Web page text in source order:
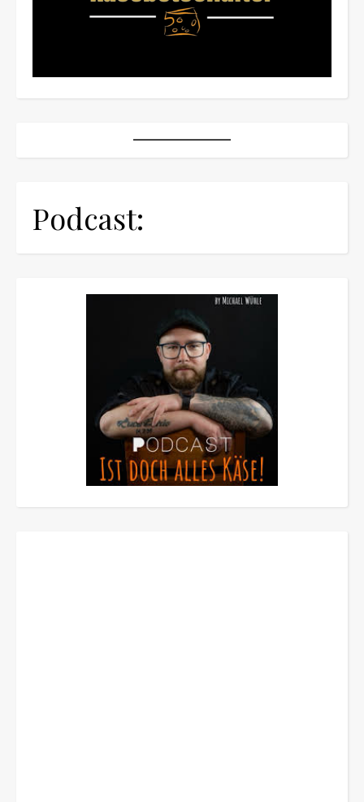
Podcast: